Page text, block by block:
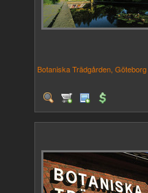
Botaniska Trädgården, Göteborg